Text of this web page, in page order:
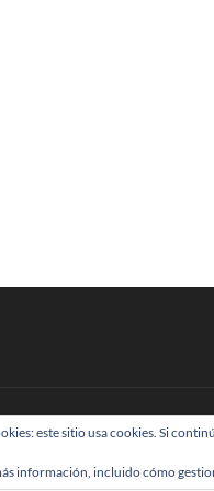
| Diseñado por:
este sitio usa cookies. Si
información, incluido cómo